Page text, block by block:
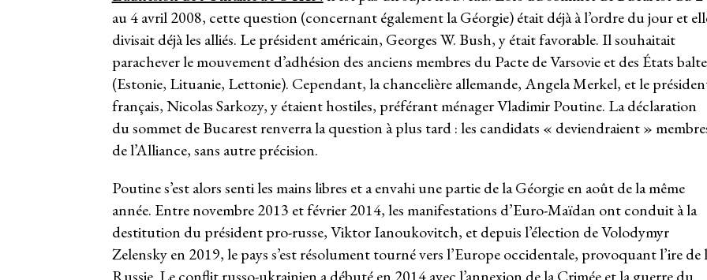
au 4 avril 2008, cette question (concernant également la Géorgie) était déjà à l’ordre du jour et
divisait déjà les alliés. Le président américain, Georges W. Bush, y était favorable. Il souhaitait
parachever le mouvement d’adhésion des anciens membres du Pacte de Varsovie et des États
(Estonie, Lituanie, Lettonie). Cependant, la chancelière allemande, Angela Merkel, et le
français, Nicolas Sarkozy, y étaient hostiles, préférant ménager Vladimir Poutine. La déclaration
du sommet de Bucarest renverra la question à plus tard : les candidats « deviendraient »
de l’Alliance, sans autre précision.
Poutine s’est alors senti les mains libres et a envahi une partie de la Géorgie en août de la même
année. Entre novembre 2013 et février 2014, les manifestations d’Euro-Maïdan ont conduit à la
destitution du président pro-russe, Viktor Ianoukovitch, et depuis l’élection de Volodymyr
Zelensky en 2019, le pays s’est résolument tourné vers l’Europe occidentale, provoquant l’ire de
Russie. Le conflit russo-ukrainien a débuté en 2014 avec l’annexion de la Crimée et la guerre du